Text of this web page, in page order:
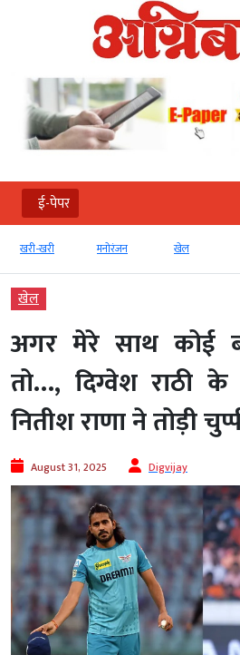
ई-पेपर
खरी-खरी मनोरंजन खेल
खेल
अगर मेरे साथ कोई
तो…, दिग्वेश राठी
नितीश राणा ने तोड़ी
August 31, 2025 Digvijay